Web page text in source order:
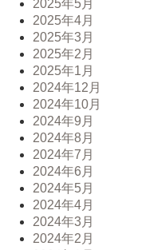
2025年5月
2025年4月
2025年3月
2025年2月
2025年1月
2024年12月
2024年10月
2024年9月
2024年8月
2024年7月
2024年6月
2024年5月
2024年4月
2024年3月
2024年2月